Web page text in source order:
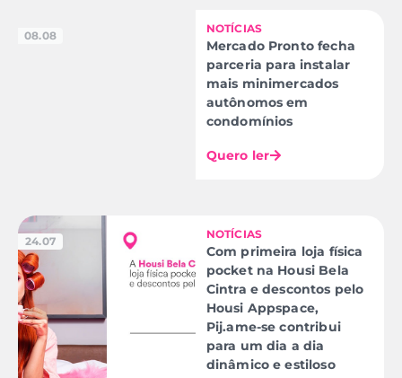
08.08
NOTÍCIAS
Mercado Pronto fecha
parceria para instalar
mais minimercados
autônomos em
condomínios
Quero ler
24.07
NOTÍCIAS
Com primeira loja física
pocket na Housi Bela
Cintra e descontos pelo
Housi Appspace,
Pij.ame-se contribui
para um dia a dia
dinâmico e estiloso